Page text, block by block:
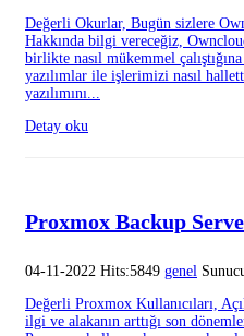
Değerli Okurlar, Bugün sizlere
Hakkında bilgi vereceğiz,
birlikte nasıl mükemmel
yazılımlar ile işlerimizi nasıl
yazılımını...
Detay oku
Proxmox Backup
04-11-2022 Hits:5849 genel
Değerli Proxmox Kullanıcıları,
ilgi ve alakanın arttığı son